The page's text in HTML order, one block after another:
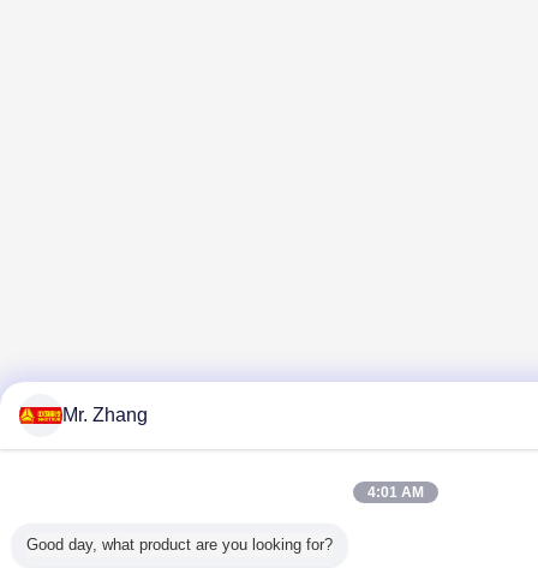
Mr. Zhang
4:01 AM
Good day, what product are you looking for?